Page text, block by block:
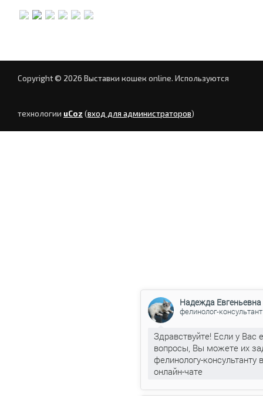
Copyright © 2026 Выставки кошек online. Используются
технологии uCoz (вход для администраторов)
Надежда Евгеньевна
фелинолог-консультант
Здравствуйте! Если у Вас
вопросы, Вы можете их
фелинологу-консультанту в
онлайн-чате